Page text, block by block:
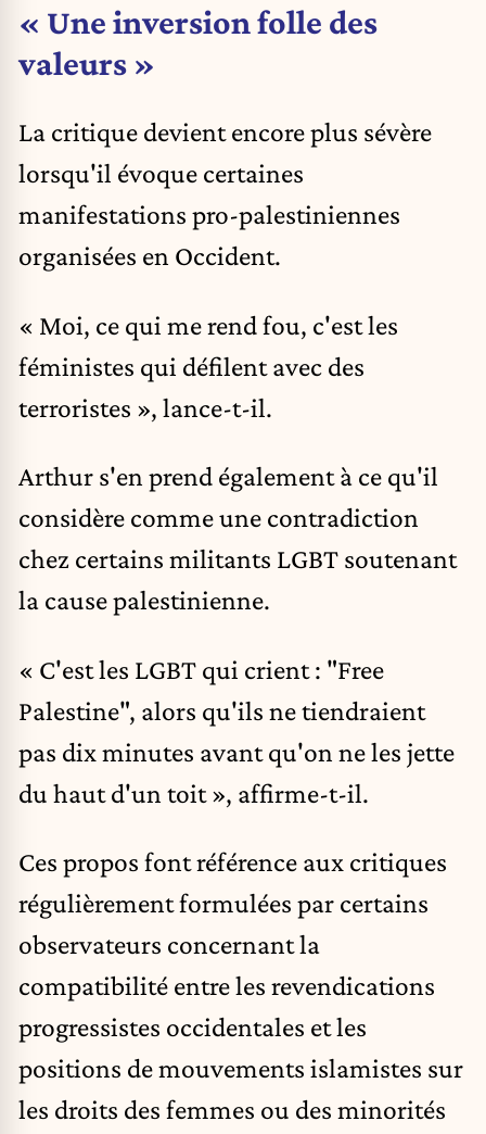
« Une inversion folle des
valeurs »
La critique devient encore plus sévère
lorsqu'il évoque certaines
manifestations pro-palestiniennes
organisées en Occident.
« Moi, ce qui me rend fou, c'est les
féministes qui défilent avec des
terroristes », lance-t-il.
Arthur s'en prend également à ce qu'il
considère comme une contradiction
chez certains militants LGBT soutenant
la cause palestinienne.
« C'est les LGBT qui crient : "Free
Palestine", alors qu'ils ne tiendraient
pas dix minutes avant qu'on ne les jette
du haut d'un toit », affirme-t-il.
Ces propos font référence aux critiques
régulièrement formulées par certains
observateurs concernant la
compatibilité entre les revendications
progressistes occidentales et les
positions de mouvements islamistes sur
les droits des femmes ou des minorités